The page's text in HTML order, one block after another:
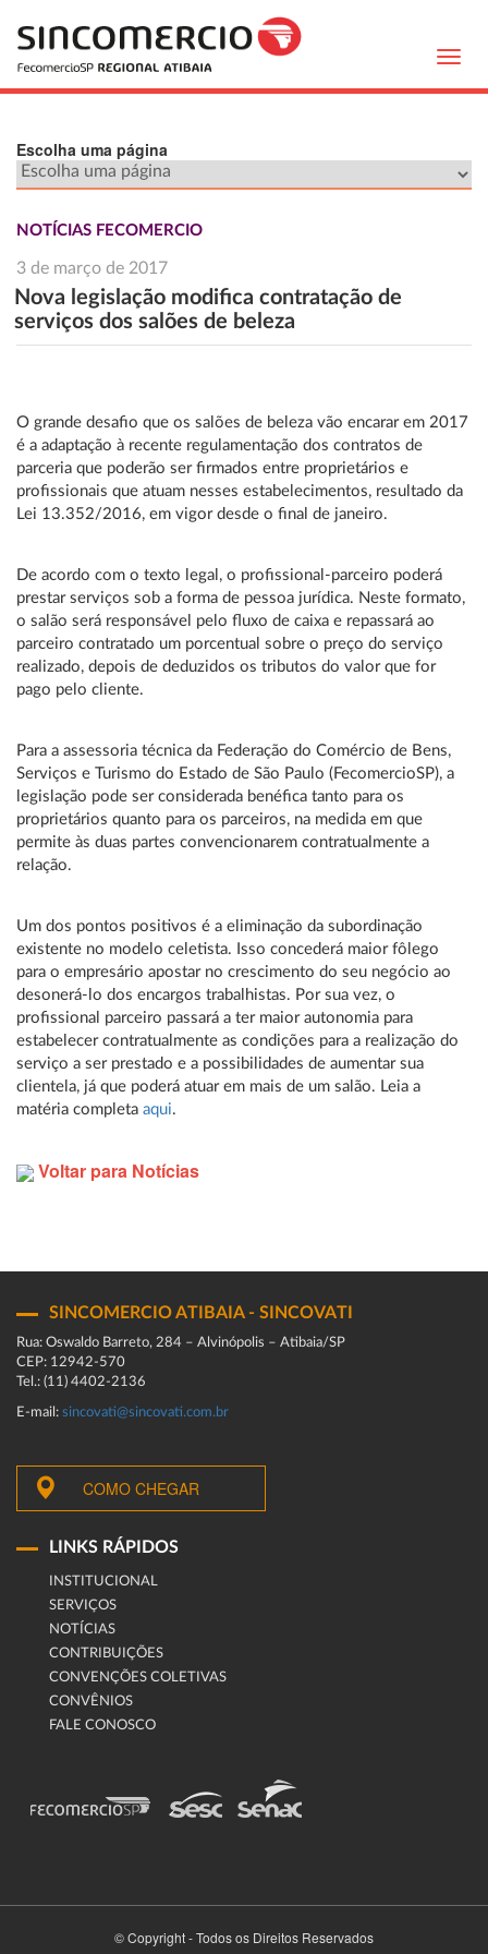
Escolha uma página
NOTÍCIAS FECOMERCIO
3 de março de 2017
Nova legislação modifica contratação de
serviços dos salões de beleza
O grande desafio que os salões de beleza vão encarar em 2017
é a adaptação à recente regulamentação dos contratos de
parceria que poderão ser firmados entre proprietários e
profissionais que atuam nesses estabelecimentos, resultado da
Lei 13.352/2016, em vigor desde o final de janeiro.
De acordo com o texto legal, o profissional-parceiro poderá
prestar serviços sob a forma de pessoa jurídica. Neste formato,
o salão será responsável pelo fluxo de caixa e repassará ao
parceiro contratado um porcentual sobre o preço do serviço
realizado, depois de deduzidos os tributos do valor que for
pago pelo cliente.
Para a assessoria técnica da Federação do Comércio de Bens,
Serviços e Turismo do Estado de São Paulo (FecomercioSP), a
legislação pode ser considerada benéfica tanto para os
proprietários quanto para os parceiros, na medida em que
permite às duas partes convencionarem contratualmente a
relação.
Um dos pontos positivos é a eliminação da subordinação
existente no modelo celetista. Isso concederá maior fôlego
para o empresário apostar no crescimento do seu negócio ao
desonerá-lo dos encargos trabalhistas. Por sua vez, o
profissional parceiro passará a ter maior autonomia para
estabelecer contratualmente as condições para a realização do
serviço a ser prestado e a possibilidades de aumentar sua
clientela, já que poderá atuar em mais de um salão. Leia a
matéria completa aqui.
Voltar para Notícias
SINCOMERCIO ATIBAIA - SINCOVATI
Rua: Oswaldo Barreto, 284 – Alvinópolis – Atibaia/SP
CEP: 12942-570
Tel.: (11) 4402-2136
E-mail: sincovati@sincovati.com.br
COMO CHEGAR
LINKS RÁPIDOS
INSTITUCIONAL
SERVIÇOS
NOTÍCIAS
CONTRIBUIÇÕES
CONVENÇÕES COLETIVAS
CONVÊNIOS
FALE CONOSCO
© Copyright - Todos os Direitos Reservados